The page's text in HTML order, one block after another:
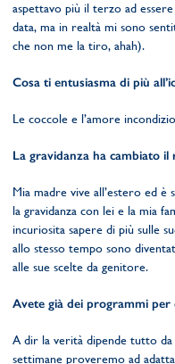
aspettavo più il terzo ad
data, ma in realtà mi sono
che non me la tiro, ahah).
Cosa ti entusiasma di più
Le coccole e l’amore
La gravidanza ha cambiato
Mia madre vive all’estero ed
la gravidanza con lei e la mia
incuriosita sapere di più sulle
allo stesso tempo sono
alle sue scelte da genitore.
Avete già dei programmi
A dir la verità dipende tutto
settimane proveremo ad